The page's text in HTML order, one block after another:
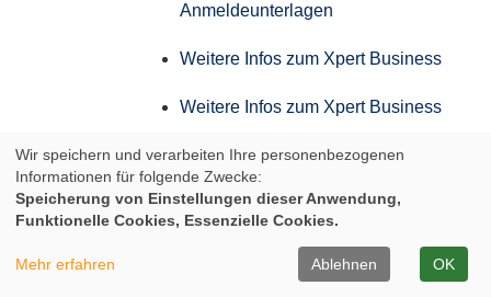
Anmeldeunterlagen
Weitere Infos zum Xpert Business
Weitere Infos zum Xpert Business
Weitere Infos zum Xpert Business
Weitere Infos zum Xpert Business
Infos zum Aufstiegs-BAföG
Wir speichern und verarbeiten Ihre personenbezogenen
Informationen für folgende Zwecke:
Speicherung von Einstellungen dieser Anwendung,
Funktionelle Cookies, Essenzielle Cookies.
Mehr erfahren Ablehnen OK